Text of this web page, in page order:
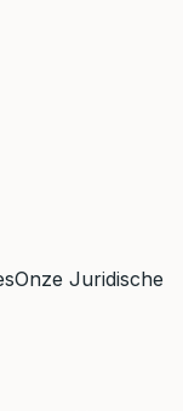
Onze Juridische